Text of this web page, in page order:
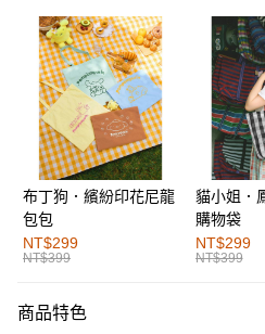
購物金
超商取貨付款
LINE Pay
街口支付
運送方式
全家取貨付款
每筆NT$60，滿NT$1,000(含以上)免
付款後全家取貨
布丁狗．繽紛印花尼龍
包包
NT$299
NT$399
貓小姐．
購物袋
NT$299
NT$399
商品特色